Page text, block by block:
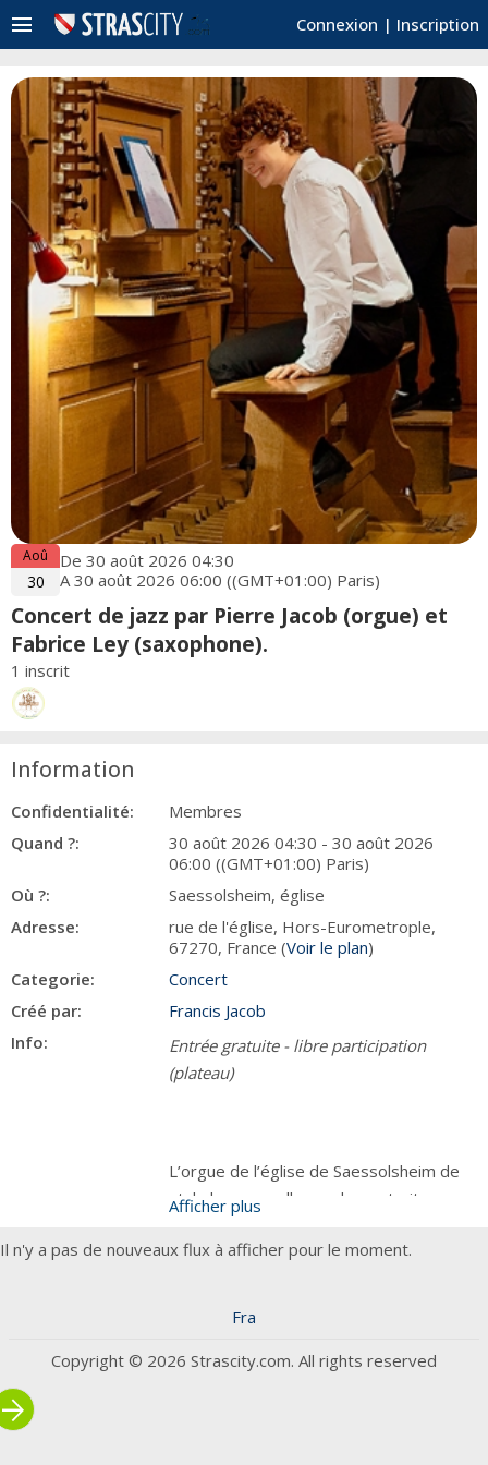
Connexion | Inscription
menu
Aoû
30
De 30 août 2026 04:30
A 30 août 2026 06:00 ((GMT+01:00) Paris)
Concert de jazz par Pierre Jacob (orgue) et
Fabrice Ley (saxophone).
1 inscrit
Information
Confidentialité:
Membres
Quand ?:
30 août 2026 04:30 - 30 août 2026
06:00 ((GMT+01:00) Paris)
Où ?:
Saessolsheim, église
Adresse:
rue de l'église, Hors-Eurometrople,
67270, France (Voir le plan)
Categorie:
Concert
Créé par:
Francis Jacob
Info:
Entrée gratuite - libre participation
(plateau)
L’orgue de l’église de Saessolsheim de
style baroque allemand, construit par
l’interprétation de la musique baroque
comme tout bon orgue, il peut aussi
différents !
Afficher plus
Il n'y a pas de nouveaux flux à afficher pour le moment.
Fra
Copyright © 2026 Strascity.com. All rights reserved